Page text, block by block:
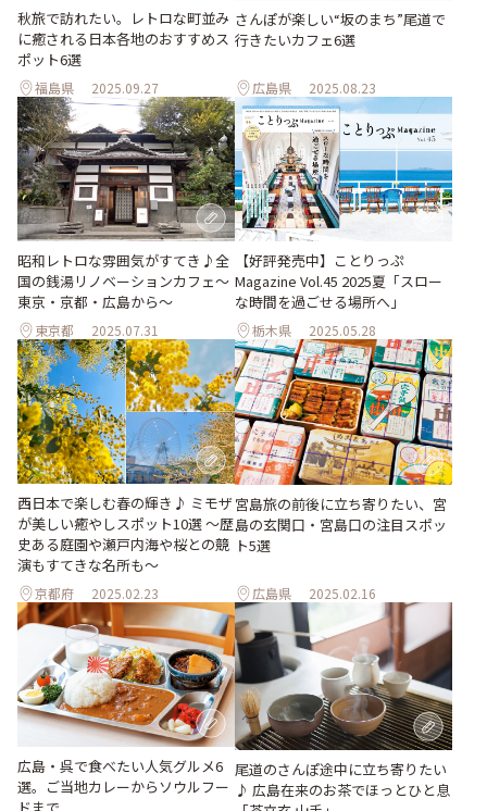
秋旅で訪れたい。レトロな町並み
に癒される日本各地のおすすめス
ポット6選
福島県 2025.09.27
さんぽが楽しい“坂のまち”尾道で
行きたいカフェ6選
広島県 2025.08.23
昭和レトロな雰囲気がすてき♪全
国の銭湯リノベーションカフェ〜
東京・京都・広島から〜
東京都 2025.07.31
【好評発売中】ことりっぷ
Magazine Vol.45 2025夏「スロー
な時間を過ごせる場所へ」
栃木県 2025.05.28
西日本で楽しむ春の輝き♪ ミモザ
が美しい癒やしスポット10選 〜歴
史ある庭園や瀬戸内海や桜との競
演もすてきな名所も〜
京都府 2025.02.23
宮島旅の前後に立ち寄りたい、宮
島の玄関口・宮島口の注目スポッ
ト5選
広島県 2025.02.16
広島・呉で食べたい人気グルメ6
選。ご当地カレーからソウルフー
尾道のさんぽ途中に立ち寄りたい
♪ 広島在来のお茶でほっとひと息